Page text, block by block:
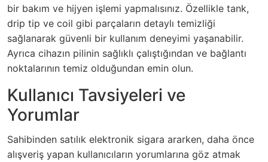
bir bakım ve hijyen işlemi yapmalısınız. Özellikle tank,
drip tip ve coil gibi parçaların detaylı temizliği
sağlanarak güvenli bir kullanım deneyimi yaşanabilir.
Ayrıca cihazın pilinin sağlıklı çalıştığından ve bağlantı
noktalarının temiz olduğundan emin olun.
Kullanıcı Tavsiyeleri ve
Yorumlar
Sahibinden satılık elektronik sigara ararken, daha önce
alışveriş yapan kullanıcıların yorumlarına göz atmak